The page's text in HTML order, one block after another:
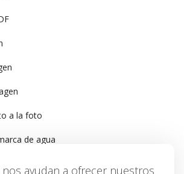
nos ayudan a ofrecer nuestros
a la foto
de agua
memes